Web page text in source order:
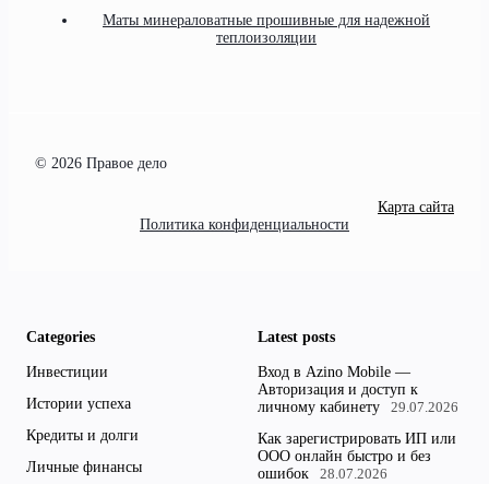
Маты минераловатные прошивные для надежной
теплоизоляции
© 2026 Правое дело
Карта сайта
Политика конфиденциальности
Categories
Инвестиции
Истории успеха
Кредиты и долги
Личные финансы
Latest posts
Вход в Azino Mobile —
Авторизация и доступ к
личному кабинету
29.07.2026
Как зарегистрировать ИП или
ООО онлайн быстро и без
ошибок
28.07.2026